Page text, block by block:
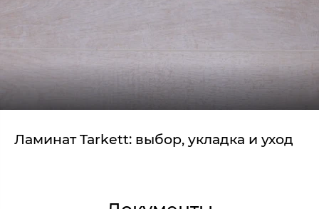
Ламинат Tarkett: выбор, укладка и уход